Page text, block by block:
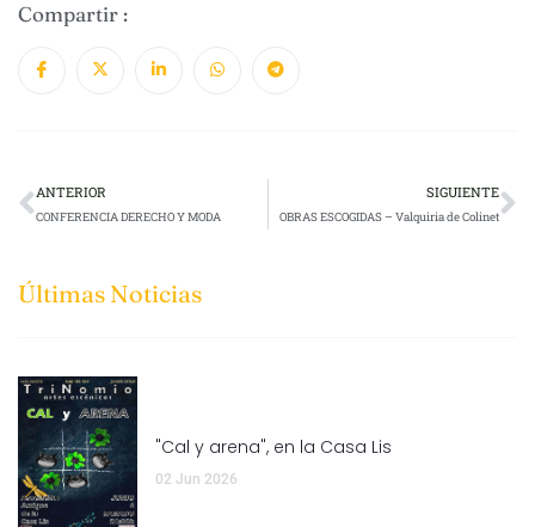
Últimas Noticias
"Cal y arena", en la Casa Lis
02 Jun 2026
Compartir :
ANTERIOR
CONFERENCIA DERECHO Y MODA
SIGUIENTE
OBRAS ESCOGIDAS – Valquiria de Colinet